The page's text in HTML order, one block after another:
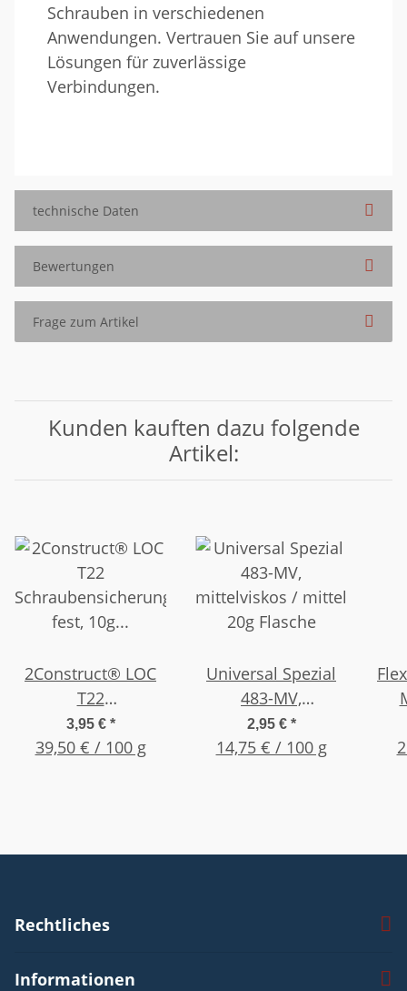
Schrauben in verschiedenen
Anwendungen. Vertrauen Sie auf unsere
Lösungen für zuverlässige
Verbindungen.
technische Daten
Bewertungen
Frage zum Artikel
Kunden kauften dazu folgende
Artikel:
2Construct® LOC
T22
Schraubensicherung
fest, 10g Flasche
3,95 € *
39,50 € / 100 g
Universal Spezial
483-MV,
mittelviskos / mittel
20g Flasche
2,95 € *
14,75 € / 100 g
Rechtliches
Informationen